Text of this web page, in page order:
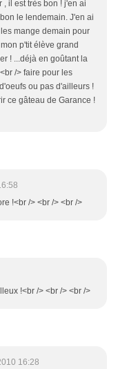
il est très bon ! j'en ai
le lendemain. J'en ai
mange demain pour
p'tit élève grand
! ...déjà en goûtant la
/> faire pour les
ou pas d'ailleurs !
ce gâteau de Garance !
!<br /> <br /> <br />
!<br /> <br /> <br />
16:28